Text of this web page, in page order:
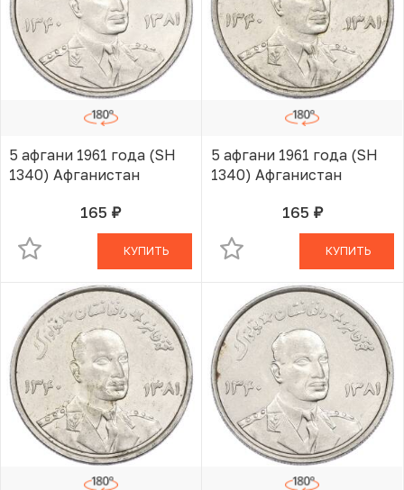
5 афгани 1961 года (SH
1340) Афганистан
165 руб.В КОРЗИНЕ
КУПИТЬ
5 афгани 1961 года (SH
1340) Афганистан
165 руб.В КОРЗИНЕ
КУПИТЬ